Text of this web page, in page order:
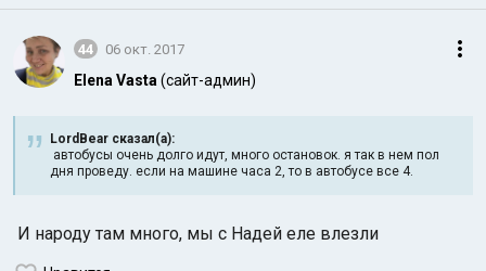
44 06 окт. 2017
Elena Vasta (сайт-админ)
LordBear сказал(а):
автобусы очень долго идут, много остановок. я так в нем пол
дня проведу. если на машине часа 2, то в автобусе все 4.
И народу там много, мы с Надей еле влезли